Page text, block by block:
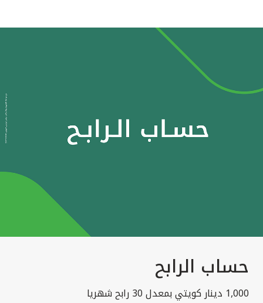
حساب الرابح
1,000 دينار كويتي بمعدل 30 رابح شهريا